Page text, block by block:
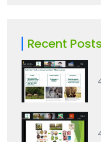
Recent Posts